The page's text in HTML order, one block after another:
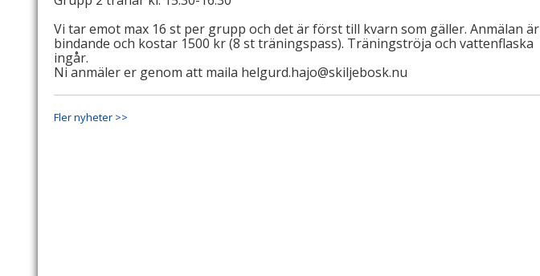
Vi tar emot max 16 st per grupp och det är först till kvarn som gäller. Anmälan är
bindande och kostar 1500 kr (8 st träningspass). Träningströja och vattenflaska
ingår.
Ni anmäler er genom att maila helgurd.hajo@skiljebosk.nu
Fler nyheter >>